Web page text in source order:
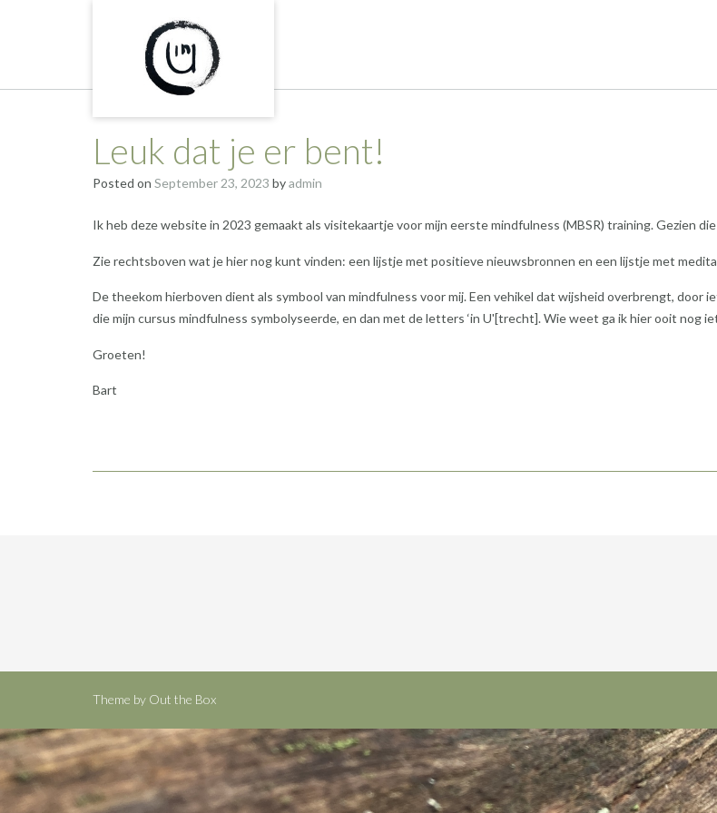
Leuk dat je er bent!
Posted on September 23, 2023 byadmin
Ik heb deze website in 2023 gemaakt als visitekaartje voor mijn eerste mindfulness (MBSR) training. Gezien
Zie rechtsboven wat je hier nog kunt vinden: een lijstje met positieve nieuwsbronnen en een lijstje met
De theekom hierboven dient als symbool van mindfulness voor mij. Een vehikel dat wijsheid overbrengt,
die mijn cursus mindfulness symbolyseerde, en dan met de letters ‘in U'[trecht]. Wie weet ga ik hier ooit nog
Groeten!
Bart
Theme by Out the Box